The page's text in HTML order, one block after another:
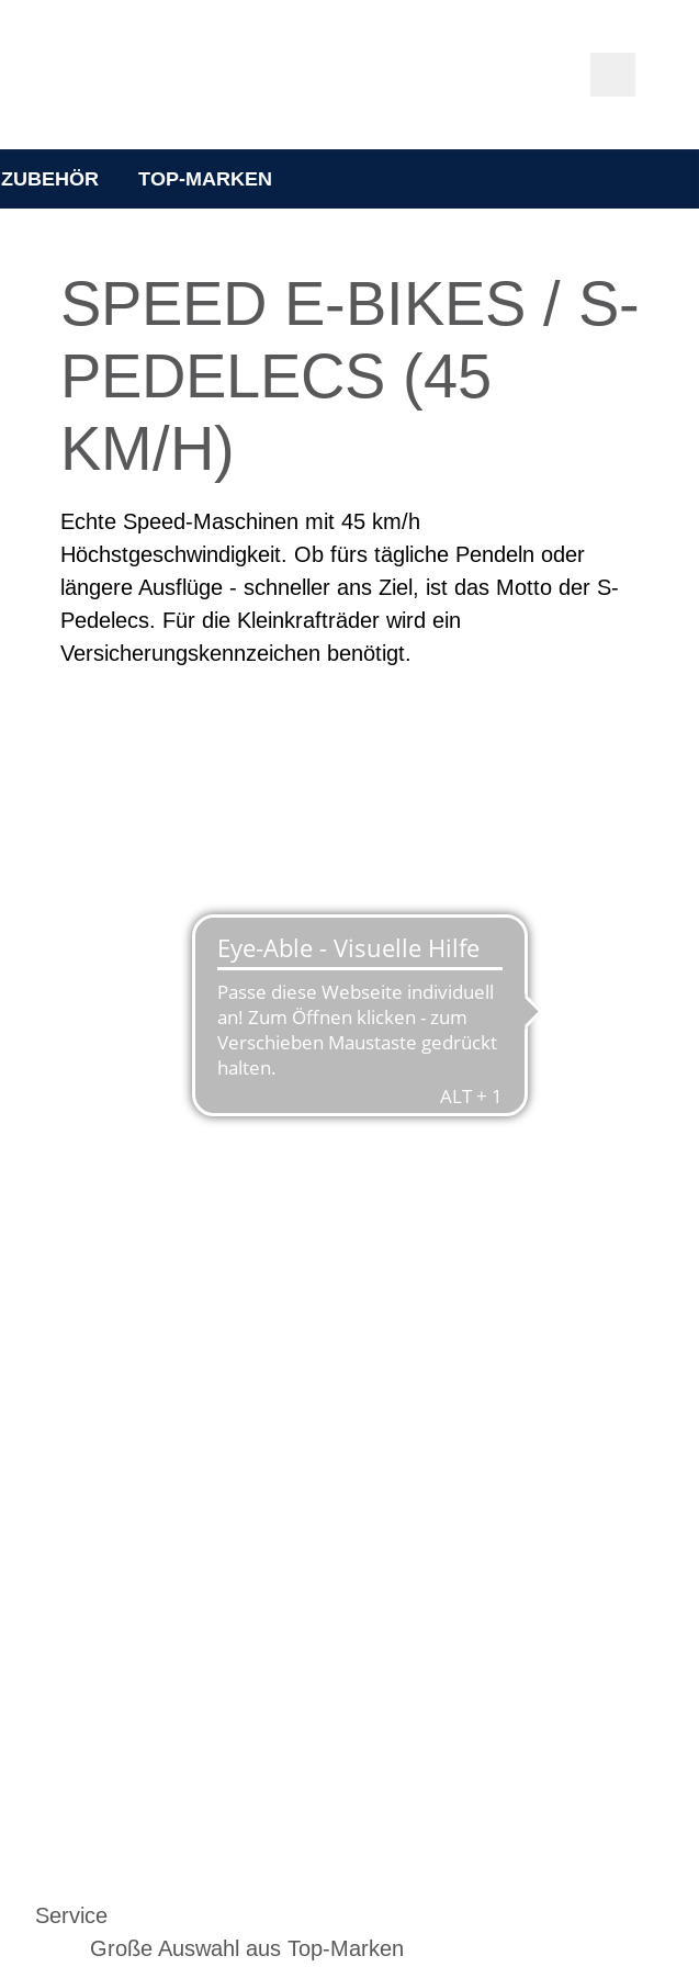
ZUBEHÖR TOP-MARKEN
SPEED E-BIKES / S-
PEDELECS (45
KM/H)
Echte Speed-Maschinen mit 45 km/h
Höchstgeschwindigkeit. Ob fürs tägliche Pendeln oder
längere Ausflüge - schneller ans Ziel, ist das Motto der S-
Pedelecs. Für die Kleinkrafträder wird ein
Versicherungskennzeichen benötigt.
Service
Große Auswahl aus Top-Marken